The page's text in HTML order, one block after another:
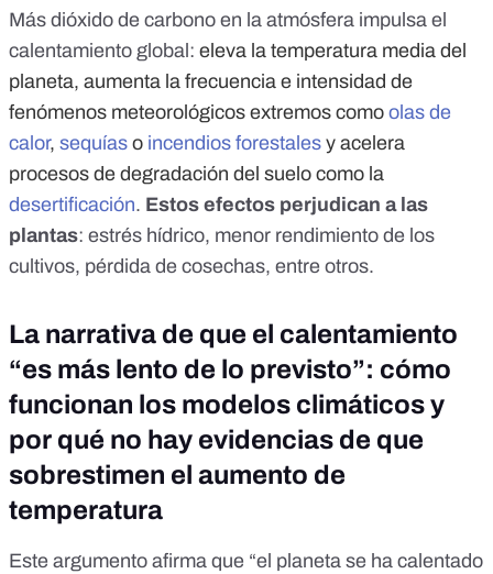
Más dióxido de carbono en la atmósfera impulsa el
calentamiento global: eleva la temperatura media del
planeta, aumenta la frecuencia e intensidad de
fenómenos meteorológicos extremos como olas de
calor, sequías o incendios forestales y acelera
procesos de degradación del suelo como la
desertificación. Estos efectos perjudican a las
plantas: estrés hídrico, menor rendimiento de los
cultivos, pérdida de cosechas, entre otros.
La narrativa de que el calentamiento
“es más lento de lo previsto”: cómo
funcionan los modelos climáticos y
por qué no hay evidencias de que
sobrestimen el aumento de
temperatura
Este argumento afirma que “el planeta se ha calentado